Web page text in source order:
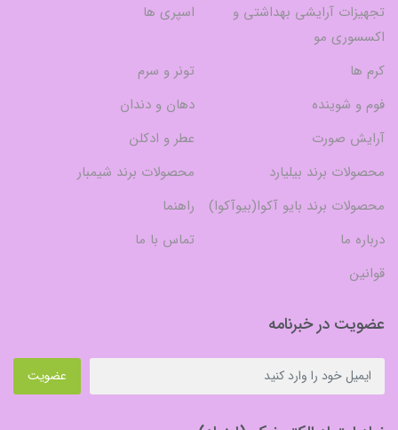
تجهیزات آرایشی بهداشتی و
اکسسوری مو
اسپری ها
کرم ها
تونر و سرم
فوم و شوینده
دهان و دندان
آرایش صورت
عطر و ادکلن
محصولات برند بیلیارد
محصولات برند شیمبار
محصولات برند بایو آکوا(بیوآکوا)
راهنما
درباره ما
تماس با ما
قوانین
عضویت در خبرنامه
عضویت